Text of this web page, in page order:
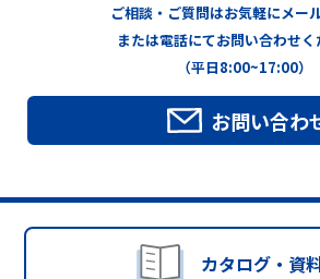
ご相談・ご質問はお気軽にメー
または電話にてお問い合わせく
（平日8:00~17:00）
お問い合わ
カタログ・資